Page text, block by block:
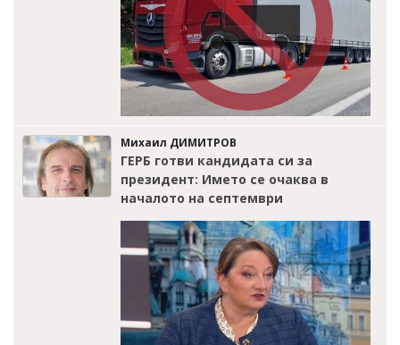
Михаил ДИМИТРОВ
ГЕРБ готви кандидата си за
президент: Името се очаква в
началото на септември